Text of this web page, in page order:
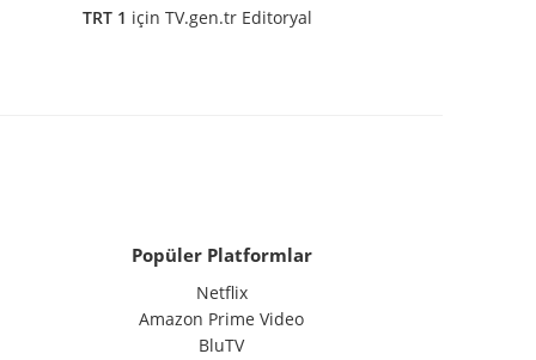
TRT 1 için TV.gen.tr Editoryal
Popüler Platformlar
Netflix
Amazon Prime Video
BluTV